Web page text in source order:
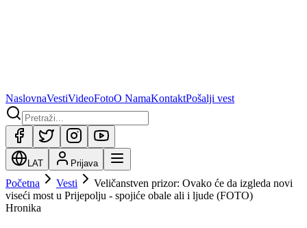
NaslovnaVestiVideoFotoO NamaKontaktPošalji vest
LAT Prijava
Početna Vesti
Veličanstven prizor: Ovako će da izgleda novi
viseći most u Prijepolju - spojiće obale ali i ljude (FOTO)
Hronika